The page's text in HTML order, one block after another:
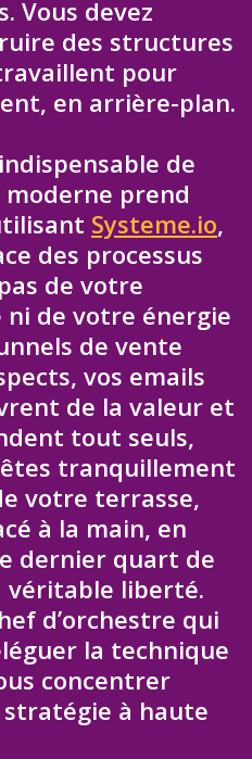
Vous devez
des structures
pour
en arrière-plan.
de
prend
Systeme.io,
des processus
de votre
ni de votre énergie
de vente
vos emails
de la valeur et
tout seuls,
tranquillement
votre terrasse,
à la main, en
dernier quart de
véritable liberté.
d’orchestre qui
la technique
concentrer
à haute